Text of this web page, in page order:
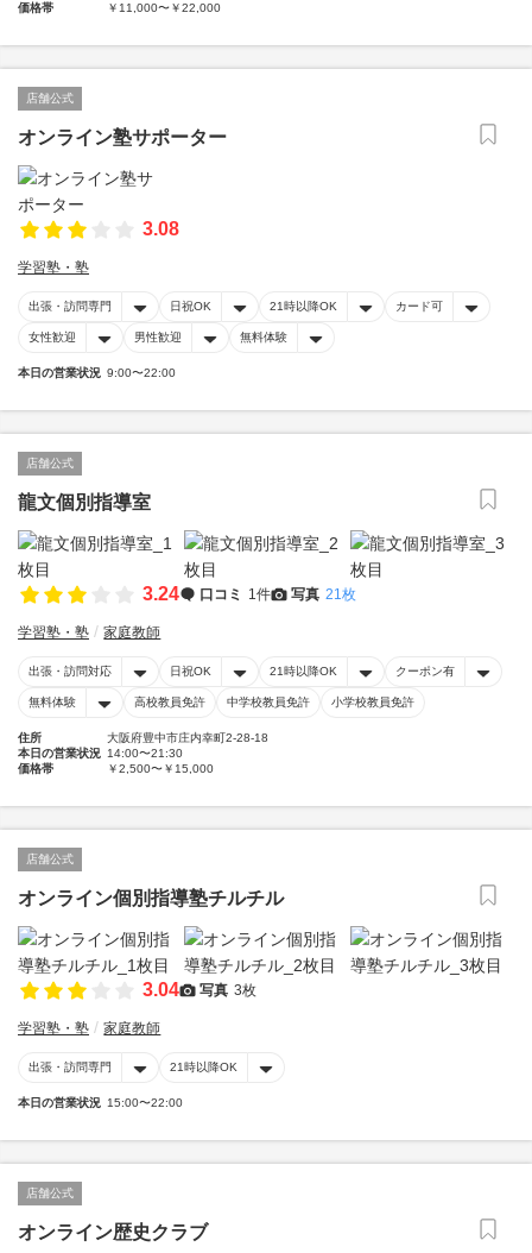
価格帯
￥11,000〜￥22,000
店舗公式
オンライン塾サポーター
3.08
学習塾・塾
出張・訪問専門 日祝OK 21時以降OK カード可
女性歓迎 男性歓迎 無料体験
本日の営業状況 9:00〜22:00
店舗公式
龍文個別指導室
3.24 口コミ 1件 写真 21枚
学習塾・塾 家庭教師
出張・訪問対応 日祝OK 21時以降OK クーポン有
無料体験 高校教員免許 中学校教員免許 小学校教員免許
住所
大阪府豊中市庄内幸町2-28-18
本日の営業状況 14:00〜21:30
価格帯
￥2,500〜￥15,000
店舗公式
オンライン個別指導塾チルチル
3.04 写真 3枚
学習塾・塾 家庭教師
出張・訪問専門 21時以降OK
本日の営業状況 15:00〜22:00
店舗公式
オンライン歴史クラブ